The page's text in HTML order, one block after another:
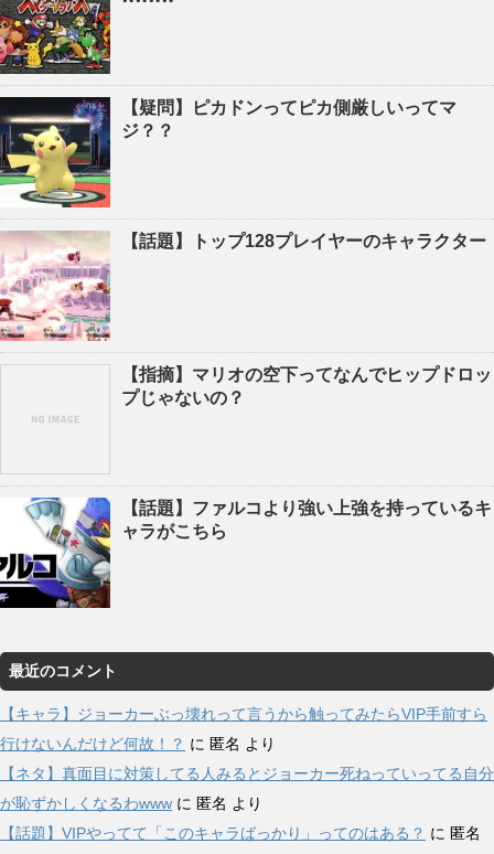
【疑問】ピカドンってピカ側厳しいってマ
ジ？？
【話題】トップ128プレイヤーのキャラクター
【指摘】マリオの空下ってなんでヒップドロッ
プじゃないの？
【話題】ファルコより強い上強を持っているキ
ャラがこちら
最近のコメント
【キャラ】ジョーカーぶっ壊れって言うから触ってみたらVIP手前すら
行けないんだけど何故！？ に 匿名 より
【ネタ】真面目に対策してる人みるとジョーカー死ねっていってる自分
が恥ずかしくなるわwww に 匿名 より
【話題】VIPやってて「このキャラばっかり」ってのはある？ に 匿名